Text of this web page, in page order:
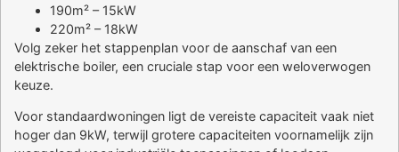
190m² – 15kW
220m² – 18kW
Volg zeker het stappenplan voor de aanschaf van een
elektrische boiler, een cruciale stap voor een weloverwogen
keuze.
Voor standaardwoningen ligt de vereiste capaciteit vaak niet
hoger dan 9kW, terwijl grotere capaciteiten voornamelijk zijn